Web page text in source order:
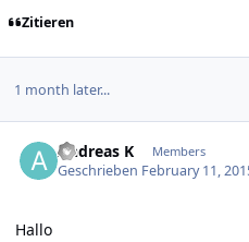
Zitieren
1 month later...
Andreas K Members
Geschrieben February 11,
Hallo